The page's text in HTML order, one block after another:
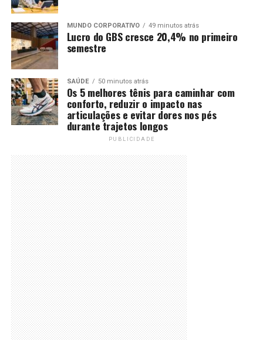
MUNDO CORPORATIVO 49 minutos atrás
Lucro do GBS cresce 20,4% no primeiro
semestre
SAÚDE 50 minutos atrás
Os 5 melhores tênis para caminhar com
conforto, reduzir o impacto nas
articulações e evitar dores nos pés
durante trajetos longos
PUBLICIDADE